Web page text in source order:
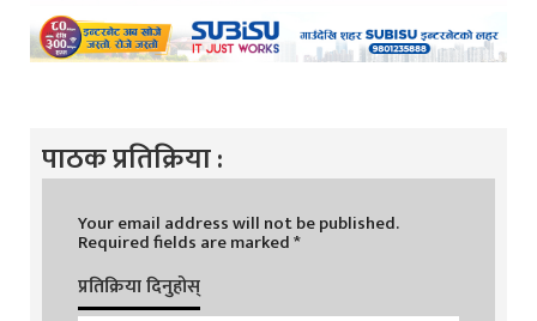
पाठक प्रतिक्रिया :
Your email address will not be published.
Required fields are marked*
प्रतिक्रिया दिनुहोस्